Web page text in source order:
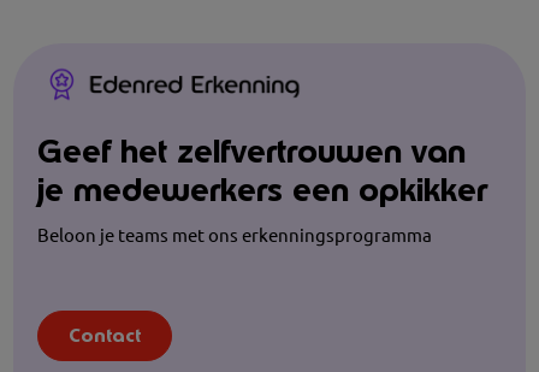
Geef het zelfvertrouwen van
je medewerkers een opkikker
Beloon je teams met ons erkenningsprogramma
Contact